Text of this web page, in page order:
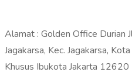
Alamat : Golden Office Durian
Jagakarsa, Kec. Jagakarsa,
Khusus Ibukota Jakarta 12620